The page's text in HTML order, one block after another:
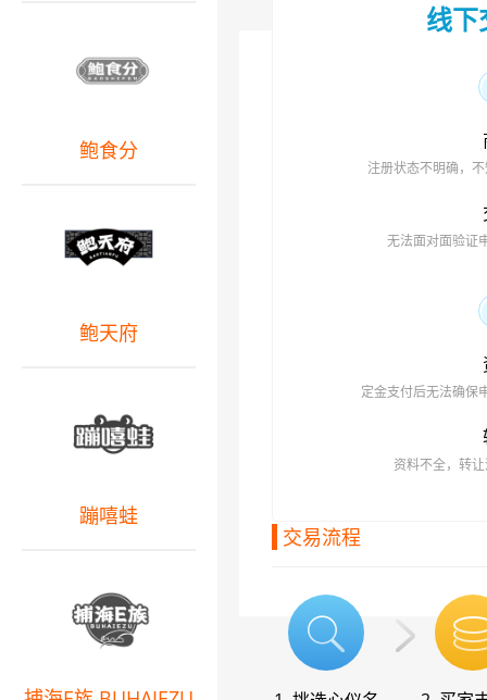
线下
注册状态不明确，
无法面对面验证
定金支付后无法确保
资料不全，转
交易流程
鲍食分
鲍天府
蹦嘻蛙